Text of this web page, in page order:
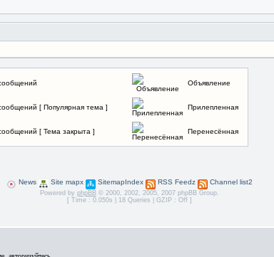
Объявление
[ Популярная тема ] Прилепленная
[ Тема закрыта ] Перенесённая
News Site mapx SitemapIndex RSS Feedz Channel list2
Powered by phpBB© 2000, 2002, 2005, 2007 phpBB Group.
[ Time : 0.050s | 18 Queries | GZIP : Off ]